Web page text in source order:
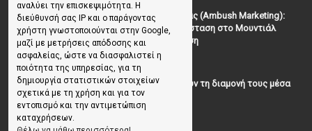
αναλύει την επισκεψιμότητα. Η
διεύθυνσή σας IP και ο παράγοντας
χρήστη γνωστοποιούνται στην Google,
μαζί με μετρήσεις απόδοσης και
ασφαλείας, ώστε να διασφαλιστεί η
ποιότητα της υπηρεσίας, για τη
δημιουργία στατιστικών στοιχείων
σχετικά με τη χρήση και για τον
εντοπισμό και την αντιμετώπιση
καταχρήσεων.
To Μάρκετινγκ της Ενέδρας (Ambush Marketing):
Πώς να κλέψεις την παράσταση στο Μουντιάλ
χωρίς (επίσημη) πρόσκληση
July 19, 2026
Γιατί οι επισκέπτες ξεχνούν τη διαμονή τους μέσα
σε 48 ώρες;
July 10, 2026